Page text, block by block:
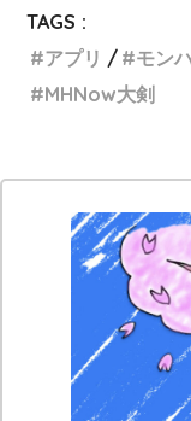
TAGS :
アプリ
モン
MHNow大剣